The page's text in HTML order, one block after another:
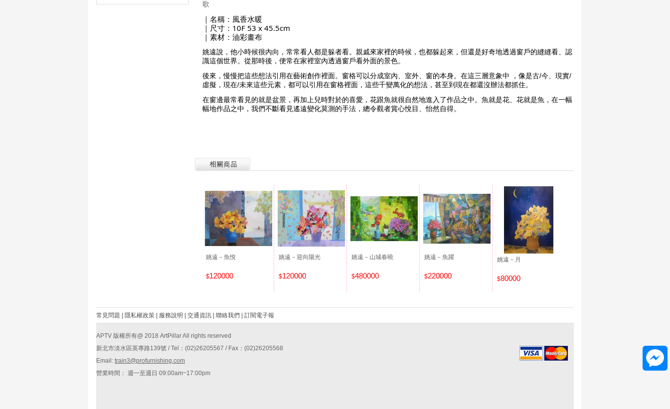
歌
｜名稱：風香水暖
｜尺寸：10F 53 x 45.5cm
｜素材：油彩畫布
姚遠說，他小時候很內向，常常看人都是躲者看。親戚來家裡的時候，也都躲起來，但還是好奇地透過窗戶的縫縫看、認
識這個世界。從那時後，便常在家裡室內透過窗戶看外面的景色。
後來，慢慢把這些想法引用在藝術創作裡面。窗格可以分成室內、室外、窗的本身。在這三層意象中 ，像是古/今、現實/
虛擬，現在/未來這些元素，都可以引用在窗格裡面，這些千變萬化的想法，甚至到現在都還沒辦法都抓住。
在窗邊最常看見的就是盆景，再加上兒時對於的喜愛，花跟魚就很自然地進入了作品之中。魚就是花、花就是魚，在一幅
幅地作品之中，我們不斷看見遙遠變化莫測的手法，總令觀者賞心悅目、怡然自得。
姚遠－魚悅
$120000
姚遠－迎向陽光
$120000
姚遠－山城春曉
$480000
姚遠－魚躍
$220000
姚遠－月
$80000
常見問題 隱私權政策 服務說明 交通資訊 聯絡我們 訂閱電子報
APTV 版權所有@ 2018 ArtPillar All rights reserved
新北市淡水區英專路139號 / Tel：(02)26205567 / Fax：(02)26205568
Email: train3@profurnishing.com
營業時間： 週一至週日 09:00am~17:00pm